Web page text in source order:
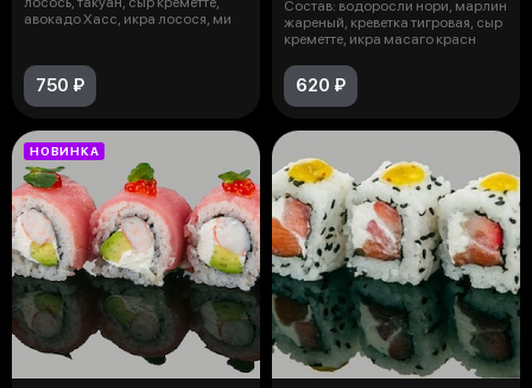
авокадо Хасс, икра лосося, ми
750 ₽
Состав: водоросли нори, марлин
жареный, креветка тигровая, сыр
креметте, икра масаго красн
620 ₽
НОВИНКА